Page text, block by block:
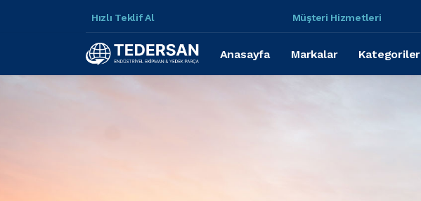
Hızlı Teklif Al Müşteri Hizmetleri
Anasayfa Markalar Kategoriler